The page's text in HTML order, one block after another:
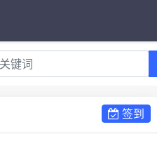
签到